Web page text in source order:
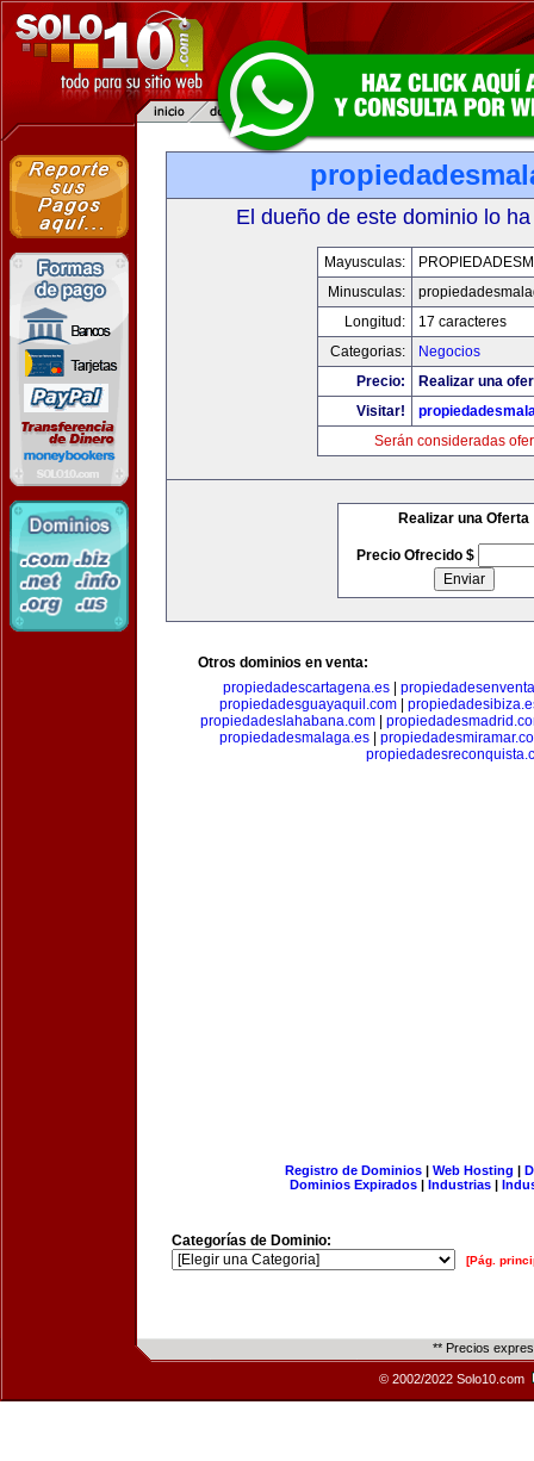
El dueño de este dominio lo
Mayusculas:
Minusculas:
Longitud:
17 caracteres
Categorias:
Negocios
Precio:
Realizar una
Visitar!
Serán consideradas
Realizar una Oferta
Precio Ofrecido $
Otros dominios en venta:
propiedadescartagena.es|
propiedadesguayaquil.com
propiedadeslahabana.com|
propiedadesmalaga.es|
Registro de Dominios| Web Hosting |
Dominios Expirados | Industrias |
Categorías de Dominio:
[Pág.
** Precios
© 2002/2022 Solo10.com